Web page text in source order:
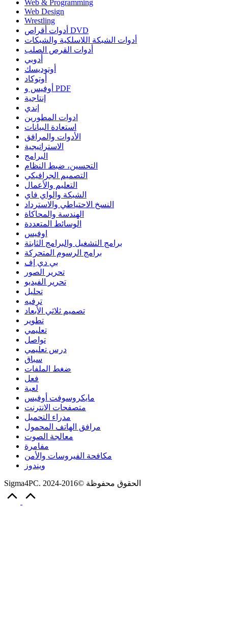
Web & Programming
Web Design
Wrestling
أدوات أقراص DVD
أدوات الشبكة اللاسلكية والشبكات
أدوات القرص الصلب
أدوبي
أوتوديسك
أوتوكاد
أوفيس و PDF
إنتاجية
إندي
ادوات المطورين
استعادة البيانات
الأدوات والمرافق
الاستراتيجية
البرامج
التحسين، ضبط النظام
التصميم الجرافيكي
التعليم والأعمال
الشبكة والواي فاي
النسخ الاحتياطي والاسترداد
الهندسة والمحاكاة
الوسائط المتعددة
اوفيس
برامج التشغيل والبرامج الثابتة
برامج الرسوم المتحركة
بي دي إف
تحرير الصور
تحرير الفيديو
تحليل
ترفيه
تصميم ثلاثي الأبعاد
تطوير
تعليمي
تواصل
درس تعليمي
سباق
ضغط الملفات
فعل
لعبة
مايكروسوفت أوفيس
متصفحات الانترنت
مدراء التحميل
مرافق الهاتف المحمول
معالجة الصوت
مفامرة
مكافحة الفيروسات والأمن
ويندوز
Sigma4PC. الحقوق محفوظة ©2016-2024